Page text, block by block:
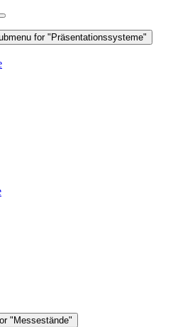
for "Präsentationssysteme"
"Messestände"